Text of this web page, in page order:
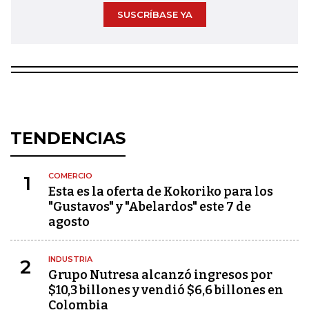
SUSCRÍBASE YA
TENDENCIAS
1 COMERCIO
Esta es la oferta de Kokoriko para los
"Gustavos" y "Abelardos" este 7 de
agosto
2 INDUSTRIA
Grupo Nutresa alcanzó ingresos por
$10,3 billones y vendió $6,6 billones en
Colombia